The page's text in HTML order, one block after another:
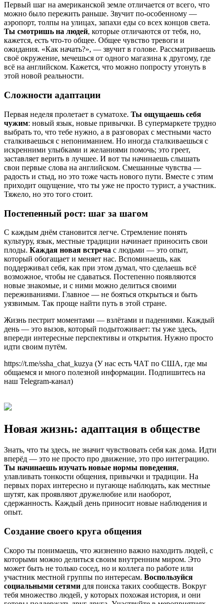
Первый шаг на американской земле отличается от всего, что
можно было пережить раньше. Звучит по-особенному —
аэропорт, толпы на улицах, запахи еды со всех концов света.
Ты смотришь на людей, которые отличаются от тебя, но,
кажется, есть что-то общее. Общее чувство тревоги и
ожидания. «Как начать?», — звучит в голове. Рассматриваешь
своё окружение, мечешься от одного магазина к другому, где
всё на английском. Кажется, что можно попросту утонуть в
этой новой реальности.
Сложности адаптации
Первая неделя пролетает в суматохе. Ты ощущаешь себя
чужим: новый язык, новые привычки. В супермаркете трудно
выбрать то, что тебе нужно, а в разговорах с местными часто
сталкиваешься с непониманием. Но иногда сталкиваешься с
искренними улыбками и желаниями помочь; это греет,
заставляет верить в лучшее. И вот ты начинаешь слышать
свои первые слова на английском. Смешанные чувства —
радость и стыд, но это тоже часть нового пути. Вместе с этим
приходит ощущение, что ты уже не просто турист, а участник.
Тяжело, но это того стоит.
Постепенный рост: шаг за шагом
С каждым днём становится легче. Стремление понять
культуру, язык, местные традиции начинает приносить свои
плоды. Каждая новая встреча с людьми — это опыт,
который обогащает и меняет нас. Вспоминаешь, как
поддерживал себя, как при этом думал, что сделаешь всё
возможное, чтобы не сдаваться. Постепенно появляются
новые знакомые, и с ними можно делиться своими
переживаниями. Главное — не бояться открыться и быть
уязвимым. Так проще найти путь в этой стране.
Жизнь пестрит моментами — взлётами и падениями. Каждый
день — это вызов, который подытоживает: ты уже здесь,
впереди интересные перспективы и открытия. Нужно просто
идти своим путём.
https://t.me/ssha_chat_kuzya (У нас есть ЧАТ по США, где мы
общаемся и много полезной информации. Подпишитесь на
наш Telegram-канал)
Новая жизнь: адаптация в обществе
Знать, что ты здесь, не значит чувствовать себя как дома. Идти
вперёд — это не просто про движение, это про интеграцию.
Ты начинаешь изучать новые нормы поведения,
улавливать тонкости общения, привычки и традиции. На
первых порах интересно и пугающе наблюдать, как местные
шутят, как проявляют дружелюбие или наоборот,
сдержанность. Каждый день приносит новые наблюдения и
опыт.
Создание своего круга общения
Скоро ты понимаешь, что жизненно важно находить людей, с
которыми можно делиться своим внутренним миром. Это
может быть не только сосед, но и коллега по работе или
участник местной группы по интересам. Воспользуйся
социальными сетями для поиска таких сообществ. Вокруг
тебя множество людей, у которых похожая история, и они